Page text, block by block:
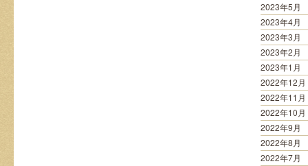
2023年5月
2023年4月
2023年3月
2023年2月
2023年1月
2022年12月
2022年11月
2022年10月
2022年9月
2022年8月
2022年7月